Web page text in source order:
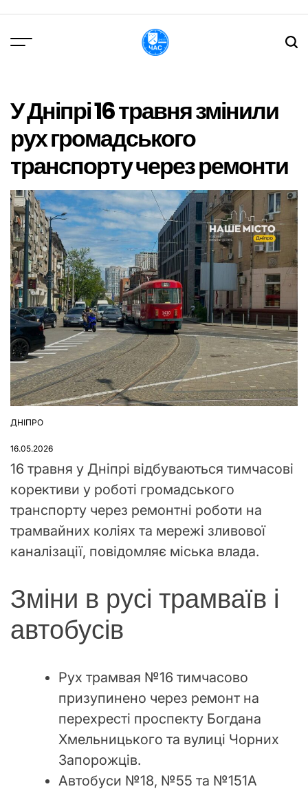
вмісту
У Дніпрі 16 травня змінили
рух громадського
транспорту через ремонти
ОПУБЛІКУВАТИ
ДНІПРО
16.05.2026
16 травня у Дніпрі відбуваються тимчасові
корективи у роботі громадського
транспорту через ремонтні роботи на
трамвайних коліях та мережі зливової
каналізації, повідомляє міська влада.
Зміни в русі трамваїв і
автобусів
Рух трамвая №16 тимчасово
призупинено через ремонт на
перехресті проспекту Богдана
Хмельницького та вулиці Чорних
Запорожців.
Автобуси №18, №55 та №151А